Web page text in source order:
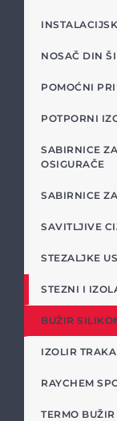
NOSAČ DIN
POMOĆNI
POTPORNI
SABIRNICE
OSIGURAČE
SABIRNICE
SAVITLJIVE
STEZALJKE
STEZNI I
BUŽIR
IZOLIR TRAKA
RAYCHEM
TERMO BUŽIR